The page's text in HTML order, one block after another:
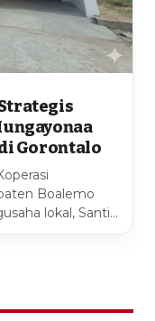
Gorontalo
Boalemo
lokal, Santi…